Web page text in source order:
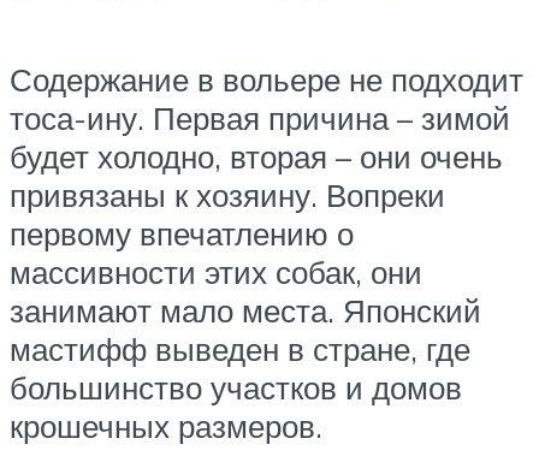
Содержание в вольере не подходит
тоса-ину. Первая причина – зимой
будет холодно, вторая – они очень
привязаны к хозяину. Вопреки
первому впечатлению о
массивности этих собак, они
занимают мало места. Японский
мастифф выведен в стране, где
большинство участков и домов
крошечных размеров.